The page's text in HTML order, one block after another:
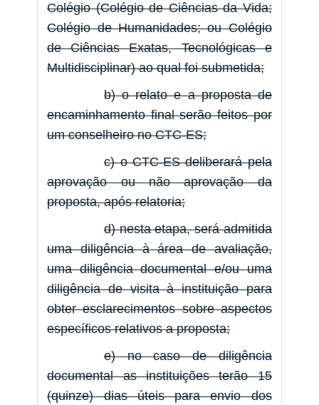
Colégio (Colégio de Ciências da Vida;
Colégio de Humanidades; ou Colégio
de Ciências Exatas, Tecnológicas e
Multidisciplinar) ao qual foi submetida;
b) o relato e a proposta de
encaminhamento final serão feitos por
um conselheiro no CTC-ES;
c) o CTC-ES deliberará pela
aprovação ou não aprovação da
proposta, após relatoria;
d) nesta etapa, será admitida
uma diligência à área de avaliação,
uma diligência documental e/ou uma
diligência de visita à instituição para
obter esclarecimentos sobre aspectos
específicos relativos a proposta;
e) no caso de diligência
documental as instituições terão 15
(quinze) dias úteis para envio dos